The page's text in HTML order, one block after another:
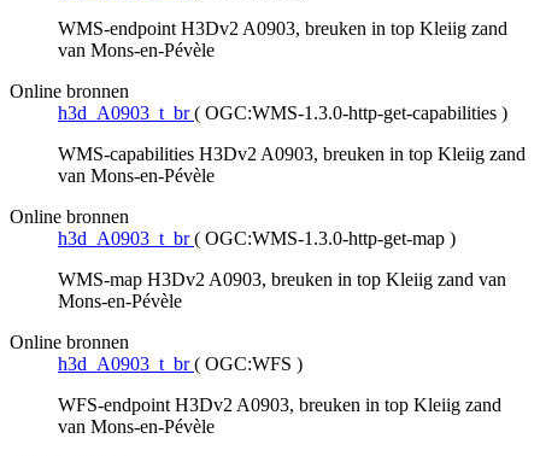
WMS-endpoint H3Dv2 A0903, breuken in top Kleiig zand
van Mons-en-Pévèle
Online bronnen
h3d_A0903_t_br ( OGC:WMS-1.3.0-http-get-capabilities )
WMS-capabilities H3Dv2 A0903, breuken in top Kleiig zand
van Mons-en-Pévèle
Online bronnen
h3d_A0903_t_br ( OGC:WMS-1.3.0-http-get-map )
WMS-map H3Dv2 A0903, breuken in top Kleiig zand van
Mons-en-Pévèle
Online bronnen
h3d_A0903_t_br ( OGC:WFS )
WFS-endpoint H3Dv2 A0903, breuken in top Kleiig zand
van Mons-en-Pévèle